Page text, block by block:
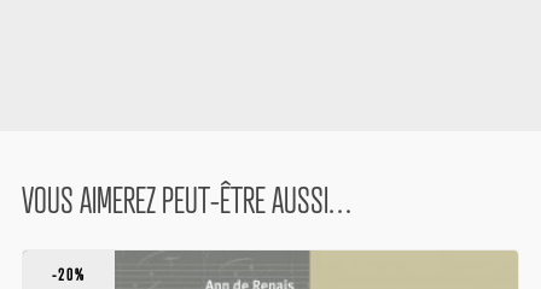
VOUS AIMEREZ PEUT-ÊTRE AUSSI…
-20%